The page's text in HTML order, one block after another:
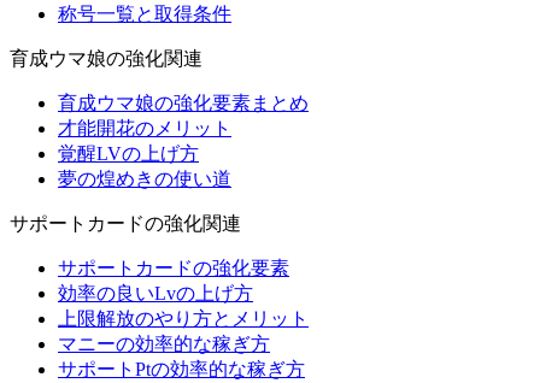
称号一覧と取得条件
育成ウマ娘の強化関連
育成ウマ娘の強化要素まとめ
才能開花のメリット
覚醒LVの上げ方
夢の煌めきの使い道
サポートカードの強化関連
サポートカードの強化要素
効率の良いLvの上げ方
上限解放のやり方とメリット
マニーの効率的な稼ぎ方
サポートPtの効率的な稼ぎ方